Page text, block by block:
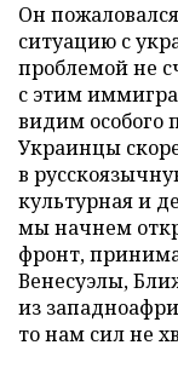
Он
ситуацию с
проблемой не
с этим
видим
Украинцы
в
культурная и
мы начнем
фронт,
Венесуэлы,
из
то нам сил не